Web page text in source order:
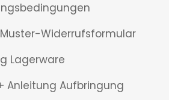
Widerrufsformular
Lagerware
Anleitung Aufbringung